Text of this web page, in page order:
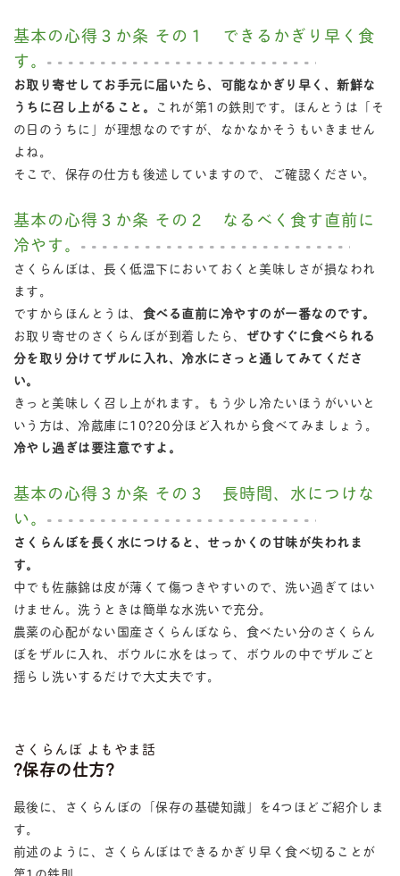
基本の心得３か条 その１ できるかぎり早く食
す。
お取り寄せしてお手元に届いたら、可能なかぎり早く、新鮮な
うちに召し上がること。 これが第1の鉄則です。ほんとうは「そ
の日のうちに」が理想なのですが、なかなかそうもいきません
よね。
そこで、保存の仕方も後述していますので、ご確認ください。
基本の心得３か条 その２ なるべく食す直前に
冷やす。
さくらんぼは、長く低温下においておくと美味しさが損なわれ
ます。
ですからほんとうは、 食べる直前に冷やすのが一番なのです。
お取り寄せのさくらんぼが到着したら、 ぜひすぐに食べられる
分を取り分けてザルに入れ、冷水にさっと通してみてくださ
い。
きっと美味しく召し上がれます。もう少し冷たいほうがいいと
いう方は、冷蔵庫に10?20分ほど入れから食べてみましょう。
冷やし過ぎは要注意ですよ。
基本の心得３か条 その３ 長時間、水につけな
い。
さくらんぼを長く水につけると、せっかくの甘味が失われま
す。
中でも佐藤錦は皮が薄くて傷つきやすいので、洗い過ぎてはい
けません。洗うときは簡単な水洗いで充分。
農薬の心配がない国産さくらんぼなら、食べたい分のさくらん
ぼをザルに入れ、ボウルに水をはって、ボウルの中でザルごと
揺らし洗いするだけで大丈夫です。
さくらんぼ よもやま話
?保存の仕方?
最後に、さくらんぼの「保存の基礎知識」を4つほどご紹介しま
す。
前述のように、さくらんぼはできるかぎり早く食べ切ることが